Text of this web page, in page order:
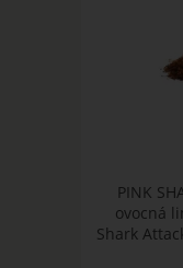
PINK
ovocná
Shark